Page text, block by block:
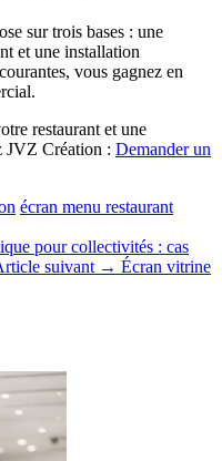
sur trois bases : une
et une installation
vous gagnez en
restaurant et une
JVZ Création : Demander un
écran menu restaurant
pour collectivités : cas
suivant → Écran vitrine